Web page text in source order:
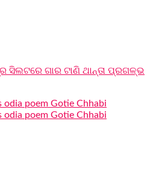
ସିଲଟରେ ଗାର ଟାଣି ଥାନ୍ତା ପ୍ରଗଳ୍ଭ